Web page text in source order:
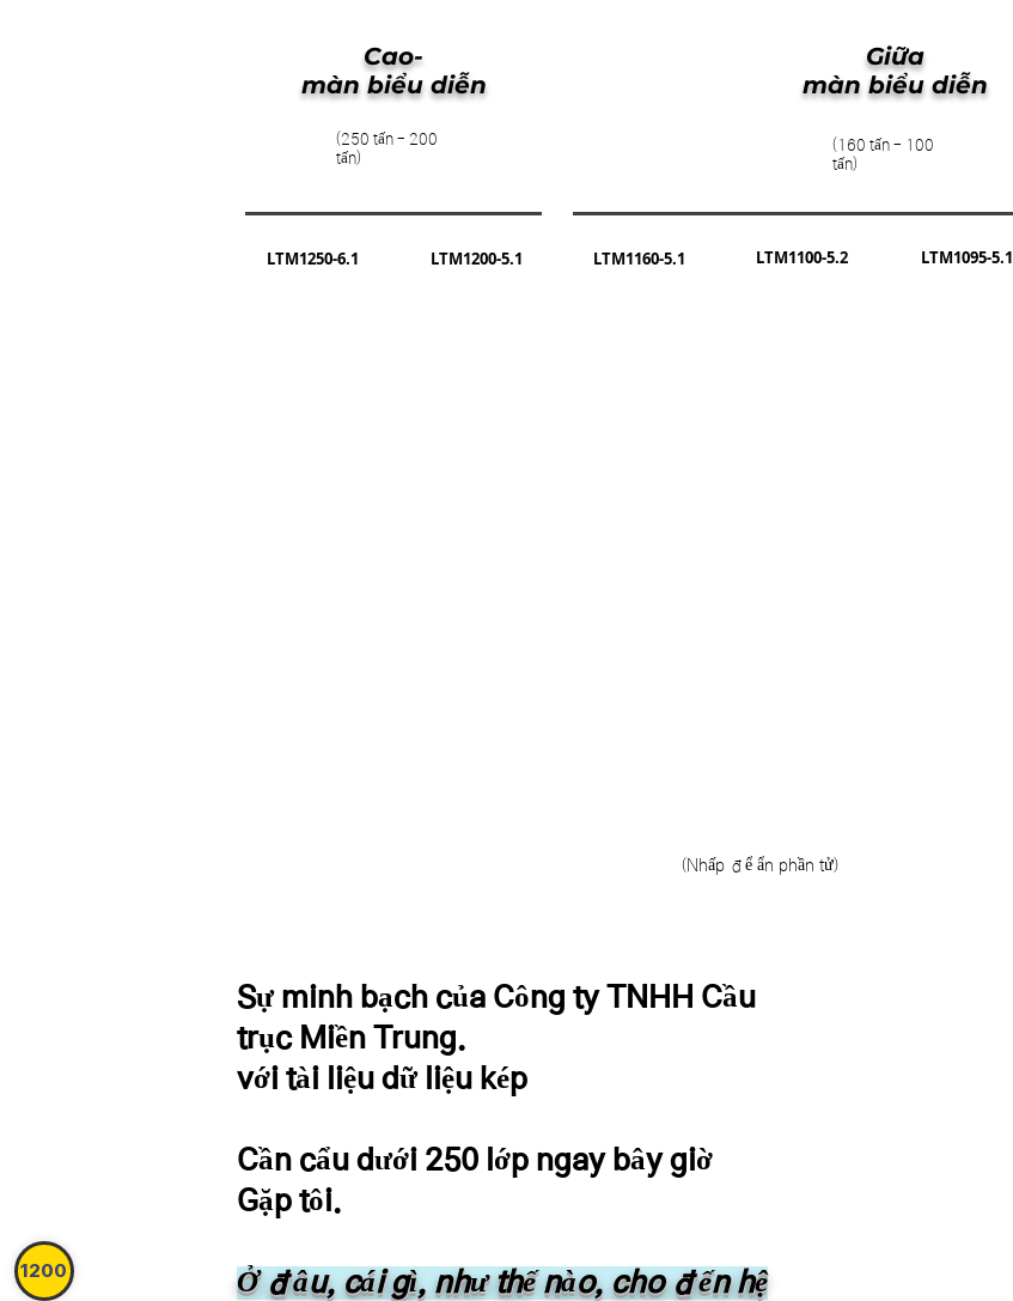
1200
Cao-
màn biểu diễn
(250 tấn - 200
tấn)
LTM1250-6.1 LTM1200-5.1
Giữa
màn biểu diễn
(160 tấn - 100
tấn)
LTM1160-5.1 LTM1100-5.2 LTM1095-5.1
(Nhấp để ẩn phần tử)
Sự minh bạch của Công ty TNHH Cầu
trục Miền Trung.
với tài liệu dữ liệu kép
Cần cẩu dưới 250 lớp ngay bây giờ
Gặp tôi.
Ở đâu, cái gì, như thế nào, cho đến hệ